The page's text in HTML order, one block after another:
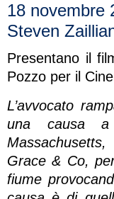
18 novembre
Steven
Presentano il
Pozzo per il
L’avvocato
una causa
Grace & Co,
fiume